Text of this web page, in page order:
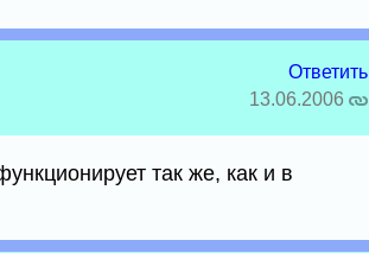
Ответить
13.06.2006
так же, как и в